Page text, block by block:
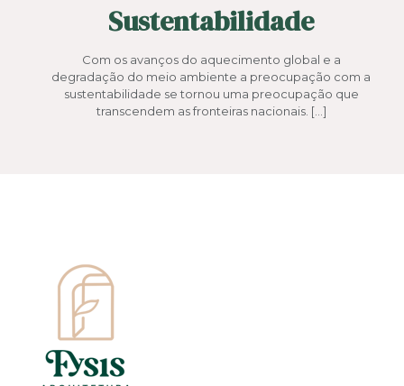
Sustentabilidade
Com os avanços do aquecimento global e a
degradação do meio ambiente a preocupação com a
sustentabilidade se tornou uma preocupação que
transcendem as fronteiras nacionais. […]